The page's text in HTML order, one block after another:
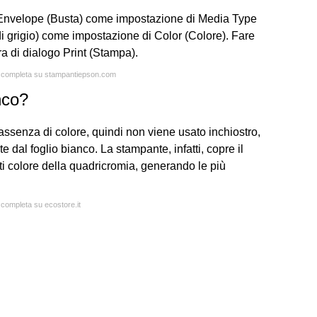
(Busta) come impostazione di Media Type
come impostazione di Color (Colore). Fare
di dialogo Print (Stampa).
su stampantiepson.com
di colore, quindi non viene usato inchiostro,
dal foglio bianco. La stampante, infatti, copre il
colore della quadricromia, generando le più
su ecostore.it